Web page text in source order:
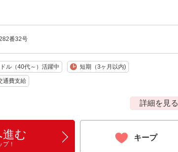
番32号
ドル（40代～）活躍中 短期（3ヶ月以内)
通費支給
詳細を見る
む
！
キープ